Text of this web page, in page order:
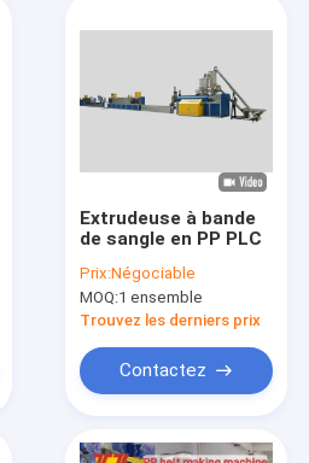
Extrudeuse à bande
de sangle en PP PLC
Prix:Négociable
MOQ:1 ensemble
Trouvez les derniers prix
Contactez